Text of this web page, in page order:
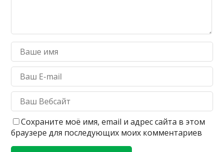
Сохраните моё имя, email и адрес сайта в этом
браузере для последующих моих комментариев